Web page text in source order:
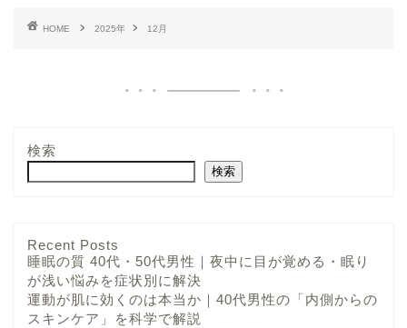
HOME 2025年 12月
検索
検索
Recent Posts
睡眠の質 40代・50代男性｜夜中に目が覚める・眠り
が浅い悩みを症状別に解決
運動が肌に効くのは本当か｜40代男性の「内側からの
スキンケア」を科学で解説